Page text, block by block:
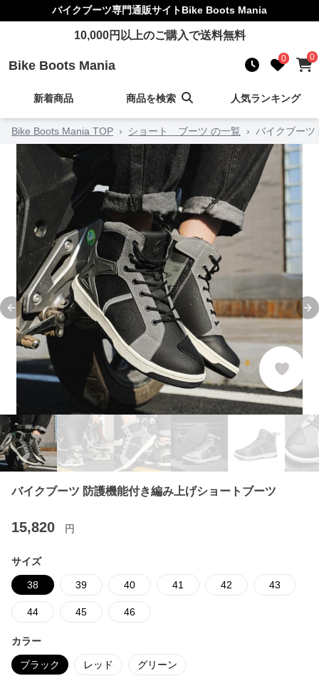
バイクブーツ専門通販サイトBike Boots Mania
10,000円以上のご購入で送料無料
Bike Boots Mania 0 0
新着商品 商品を検索 人気ランキング
Bike Boots Mania TOP › ショート ブーツ の一覧 › バイクブーツ
Previous slide
バイクブーツ 防護機能付き編み上げショートブーツ
15,820 円
サイズ
38 39 40 41 42 43
44 45 46
カラー
ブラック レッド グリーン